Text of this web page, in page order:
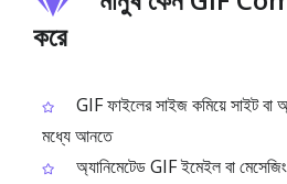
করে
GIF ফাইলের সাইজ কমিয়ে সাইট
মধ্যে আনতে
অ্যানিমেটেড GIF ইমেইল বা